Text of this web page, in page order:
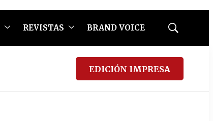
REVISTAS BRAND VOICE
Mostrar
EDICIÓN IMPRESA